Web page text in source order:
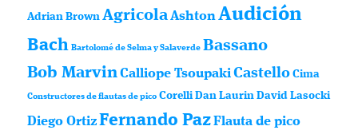
Adrian Brown AgricolaAshtonAudición
Bach Bartolomé de Selma y Salaverde Bassano
Bob MarvinCalliope TsoupakiCastello Cima
Constructores de flautas de pico Corelli Dan Laurin David Lasocki
Diego OrtizFernando PazFlauta de pico